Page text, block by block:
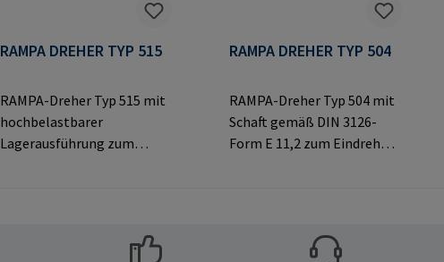
RAMPA DREHER TYP 515
RAMPA-Dreher Typ 515 mit
hochbelastbarer
Lagerausführung zum
RAMPA DREHER TYP 504
RAMPA-Dreher Typ 504 mit
Schaft gemäß DIN 3126-
Form E 11,2 zum Eindrehen
verwenden.Herstellerinfor